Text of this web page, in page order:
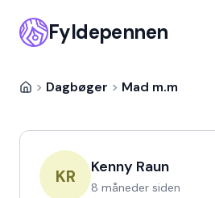
Fyldepennen
> Dagbøger > Mad m.m
KR Kenny Raun
8 måneder siden